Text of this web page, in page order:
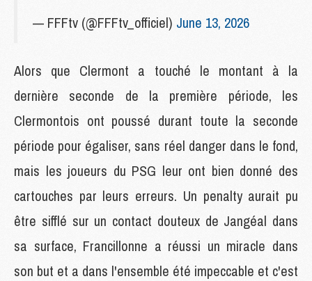
— FFFtv (@FFFtv_officiel) June 13, 2026
Alors que Clermont a touché le montant à la
dernière seconde de la première période, les
Clermontois ont poussé durant toute la seconde
période pour égaliser, sans réel danger dans le fond,
mais les joueurs du PSG leur ont bien donné des
cartouches par leurs erreurs. Un penalty aurait pu
être sifflé sur un contact douteux de Jangéal dans
sa surface, Francillonne a réussi un miracle dans
son but et a dans l'ensemble été impeccable et c'est